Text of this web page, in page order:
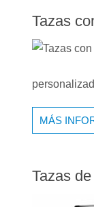
Tazas
MÁS
Tazas